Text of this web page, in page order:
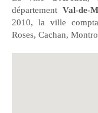
département Val-de-
2010, la ville
Roses, Cachan,